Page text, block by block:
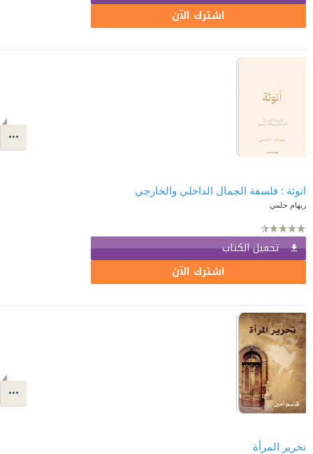
اشترك الآن
انوثة : فلسفة الجمال الداخلي والخارجي
ريهام حلمي
تحميل الكتاب
اشترك الآن
تحرير المرأة